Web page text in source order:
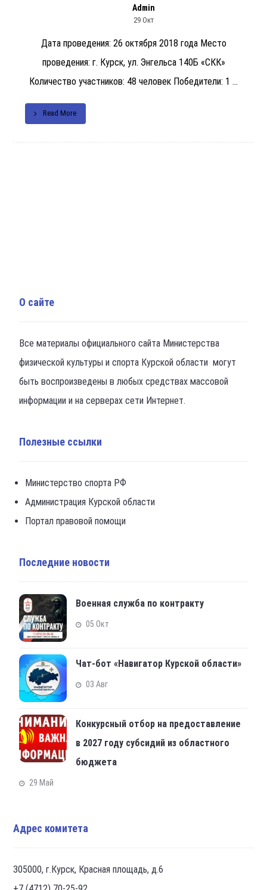
Admin
29 Окт
Дата проведения: 26 октября 2018 года Место
проведения: г. Курск, ул. Энгельса 140Б «СКК»
Количество участников: 48 человек Победители: 1 ...
Read More
О сайте
Все материалы официального сайта Министерства
физической культуры и спорта Курской области могут
быть воспроизведены в любых средствах массовой
информации и на серверах сети Интернет.
Полезные ссылки
Министерство спорта РФ
Администрация Курской области
Портал правовой помощи
Последние новости
Военная служба по контракту
05 Окт
Чат-бот «Навигатор Курской области»
03 Авг
Конкурсный отбор на предоставление
в 2027 году субсидий из областного
бюджета
29 Май
Адрес комитета
305000, г.Курск, Красная площадь, д.6